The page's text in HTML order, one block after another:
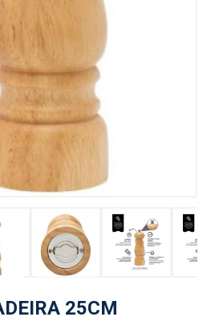
25CM